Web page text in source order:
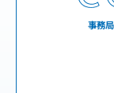
事務